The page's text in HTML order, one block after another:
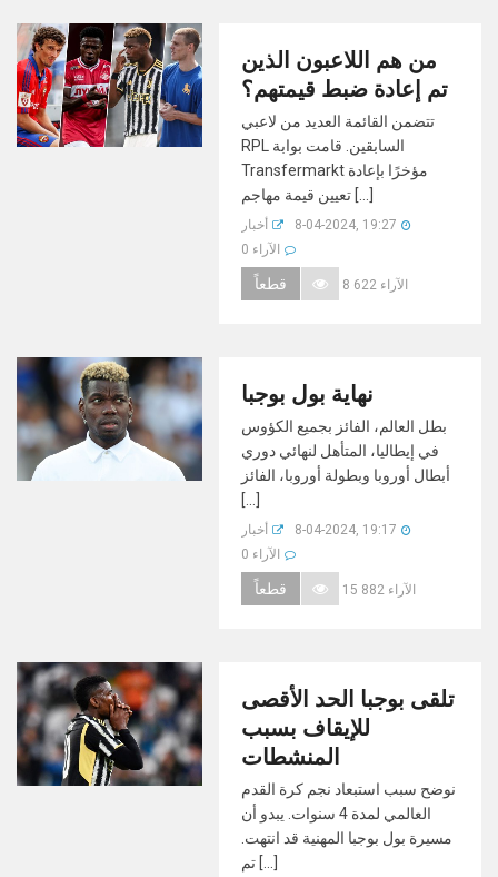
من هم اللاعبون الذين
تم إعادة ضبط قيمتهم؟
تتضمن القائمة العديد من لاعبي
RPL السابقين. قامت بوابة
Transfermarkt مؤخرًا بإعادة
تعيين قيمة مهاجم [...]
أخبار
8-04-2024, 19:27
0 الآراء
قطعاً 8 622 الآراء
نهاية بول بوجبا
بطل العالم، الفائز بجميع الكؤوس
في إيطاليا، المتأهل لنهائي دوري
أبطال أوروبا وبطولة أوروبا، الفائز
[...]
أخبار
8-04-2024, 19:17
0 الآراء
قطعاً 15 882 الآراء
تلقى بوجبا الحد الأقصى
للإيقاف بسبب
المنشطات
نوضح سبب استبعاد نجم كرة القدم
العالمي لمدة 4 سنوات. يبدو أن
مسيرة بول بوجبا المهنية قد انتهت.
تم [...]